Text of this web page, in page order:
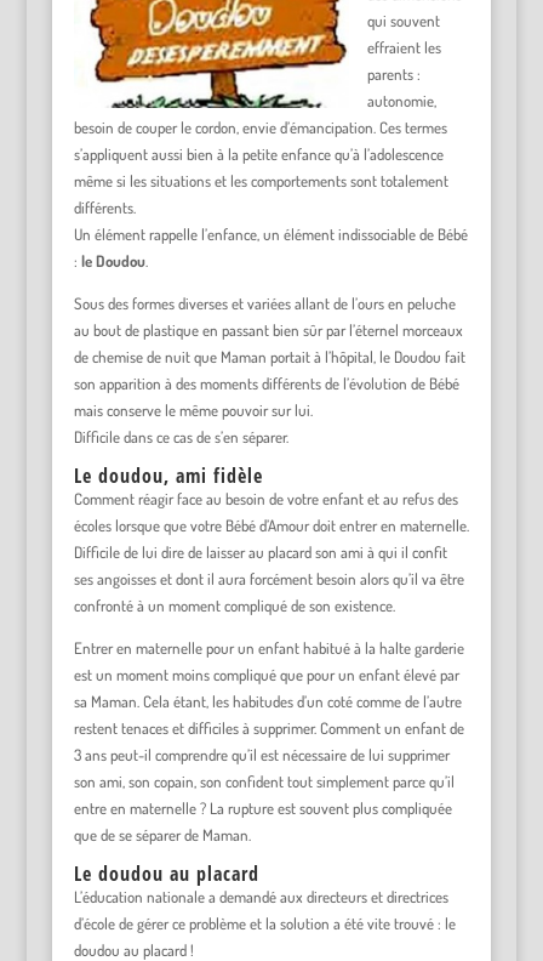
qui souvent
effraient les
parents :
autonomie,
besoin de couper le cordon, envie d’émancipation. Ces termes
s’appliquent aussi bien à la petite enfance qu’à l’adolescence
même si les situations et les comportements sont totalement
différents.
Un élément rappelle l’enfance, un élément indissociable de Bébé
: le Doudou.
Sous des formes diverses et variées allant de l’ours en peluche
au bout de plastique en passant bien sûr par l’éternel morceaux
de chemise de nuit que Maman portait à l’hôpital, le Doudou fait
son apparition à des moments différents de l’évolution de Bébé
mais conserve le même pouvoir sur lui.
Difficile dans ce cas de s’en séparer.
Le doudou, ami fidèle
Comment réagir face au besoin de votre enfant et au refus des
écoles lorsque que votre Bébé d’Amour doit entrer en maternelle.
Difficile de lui dire de laisser au placard son ami à qui il confit
ses angoisses et dont il aura forcément besoin alors qu’il va être
confronté à un moment compliqué de son existence.
Entrer en maternelle pour un enfant habitué à la halte garderie
est un moment moins compliqué que pour un enfant élevé par
sa Maman. Cela étant, les habitudes d’un coté comme de l’autre
restent tenaces et difficiles à supprimer. Comment un enfant de
3 ans peut-il comprendre qu’il est nécessaire de lui supprimer
son ami, son copain, son confident tout simplement parce qu’il
entre en maternelle ? La rupture est souvent plus compliquée
que de se séparer de Maman.
Le doudou au placard
L’éducation nationale a demandé aux directeurs et directrices
d’école de gérer ce problème et la solution a été vite trouvé : le
doudou au placard !